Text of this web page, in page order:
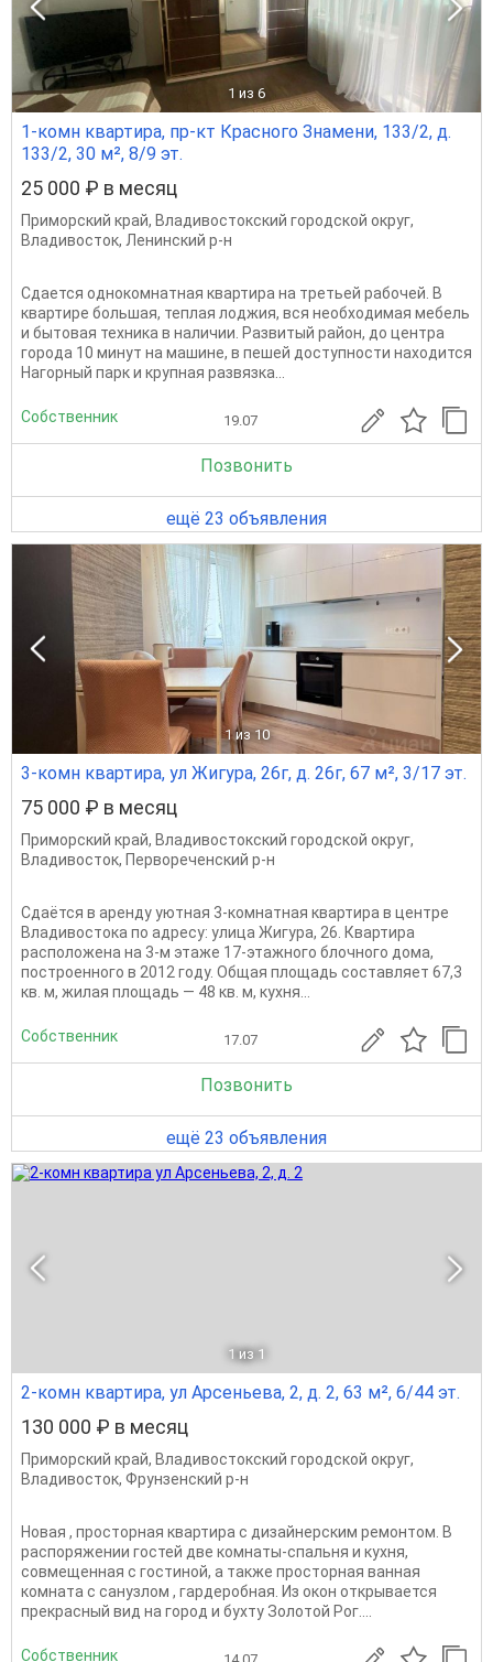
1 из 6
1-комн квартира, пр-кт Красного Знамени, 133/2, д.
133/2, 30 м², 8/9 эт.
25 000 ₽ в месяц
Приморский край, Владивостокский городской округ,
Владивосток, Ленинский р-н
Сдается однокомнатная квартира на третьей рабочей. В
квартире большая, теплая лоджия, вся необходимая мебель
и бытовая техника в наличии. Развитый район, до центра
города 10 минут на машине, в пешей доступности находится
Нагорный парк и крупная развязка...
Собственник 19.07
Позвонить
ещё 23 объявления
1 из 10
3-комн квартира, ул Жигура, 26г, д. 26г, 67 м², 3/17 эт.
75 000 ₽ в месяц
Приморский край, Владивостокский городской округ,
Владивосток, Первореченский р-н
Сдаётся в аренду уютная 3-комнатная квартира в центре
Владивостока по адресу: улица Жигура, 26. Квартира
расположена на 3-м этаже 17-этажного блочного дома,
построенного в 2012 году. Общая площадь составляет 67,3
кв. м, жилая площадь — 48 кв. м, кухня...
Собственник 17.07
Позвонить
ещё 23 объявления
1 из 1
2-комн квартира, ул Арсеньева, 2, д. 2, 63 м², 6/44 эт.
130 000 ₽ в месяц
Приморский край, Владивостокский городской округ,
Владивосток, Фрунзенский р-н
Новая , просторная квартира с дизайнерским ремонтом. В
распоряжении гостей две комнаты-спальня и кухня,
совмещенная с гостиной, а также просторная ванная
комната с санузлом , гардеробная. Из окон открывается
прекрасный вид на город и бухту Золотой Рог....
Собственник